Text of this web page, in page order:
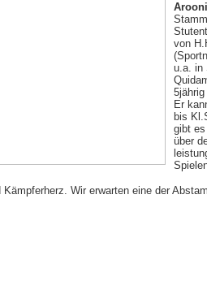
von
u.a. in
Er
bis
gibt
über
Wir erwarten eine der